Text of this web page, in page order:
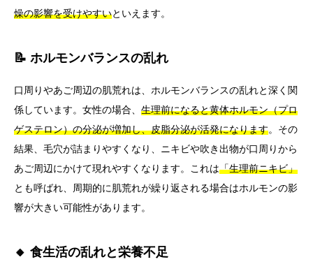
燥の影響を受けやすいといえます。
📝 ホルモンバランスの乱れ
口周りやあご周辺の肌荒れは、ホルモンバランスの乱れと深く関
係しています。女性の場合、 生理前になると黄体ホルモン（プロ
ゲステロン）の分泌が増加し、皮脂分泌が活発になります。その
結果、毛穴が詰まりやすくなり、ニキビや吹き出物が口周りから
あご周辺にかけて現れやすくなります。これは「生理前ニキビ」
とも呼ばれ、周期的に肌荒れが繰り返される場合はホルモンの影
響が大きい可能性があります。
🔸 食生活の乱れと栄養不足